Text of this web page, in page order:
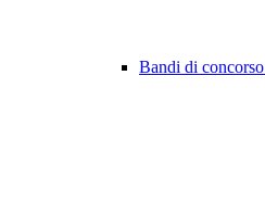
Bandi di concorso